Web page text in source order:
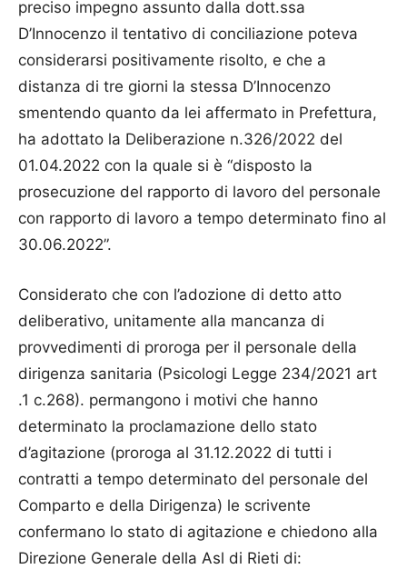
preciso impegno assunto dalla dott.ssa
D’Innocenzo il tentativo di conciliazione poteva
considerarsi positivamente risolto, e che a
distanza di tre giorni la stessa D’Innocenzo
smentendo quanto da lei affermato in Prefettura,
ha adottato la Deliberazione n.326/2022 del
01.04.2022 con la quale si è “disposto la
prosecuzione del rapporto di lavoro del personale
con rapporto di lavoro a tempo determinato fino al
30.06.2022”.
Considerato che con l’adozione di detto atto
deliberativo, unitamente alla mancanza di
provvedimenti di proroga per il personale della
dirigenza sanitaria (Psicologi Legge 234/2021 art
.1 c.268). permangono i motivi che hanno
determinato la proclamazione dello stato
d’agitazione (proroga al 31.12.2022 di tutti i
contratti a tempo determinato del personale del
Comparto e della Dirigenza) le scrivente
confermano lo stato di agitazione e chiedono alla
Direzione Generale della Asl di Rieti di: